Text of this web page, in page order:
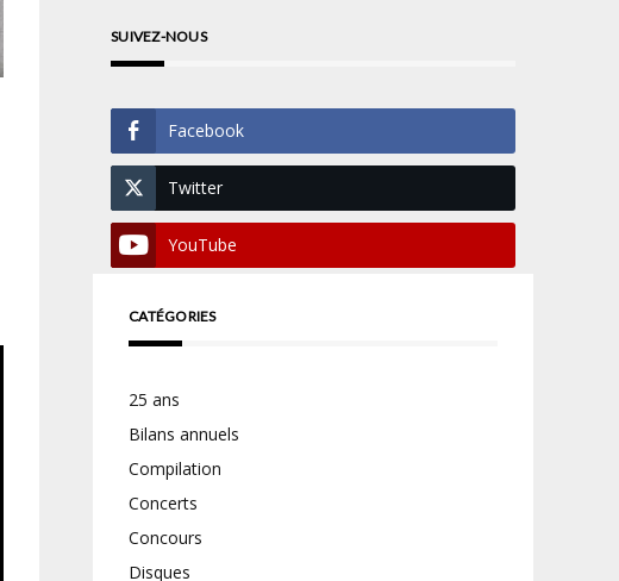
SUIVEZ-NOUS
Facebook
Twitter
YouTube
CATÉGORIES
25 ans
Bilans annuels
Compilation
Concerts
Concours
Disques